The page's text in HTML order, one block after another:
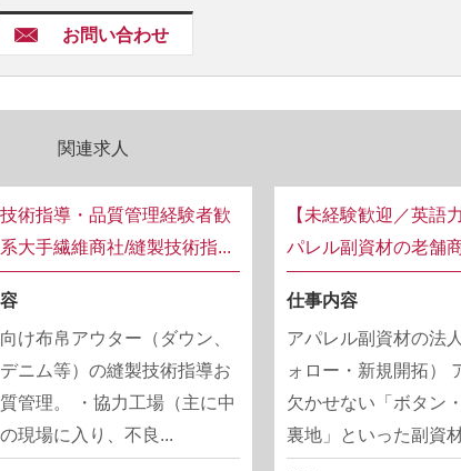
お問い合わせ
関連求人
技術指導・品質管理経験者歓
大手繊維商社/縫製技術指...
向け布帛アウター（ダウン、
ニム等）の縫製技術指導お
管理。 ・協力工場（主に中
現場に入り、不良...
【未経験歓迎／英語
パレル副資材の老舗
仕事内容
アパレル副資材の法
ォロー・新規開拓）
欠かせない「ボタン
裏地」といった副資